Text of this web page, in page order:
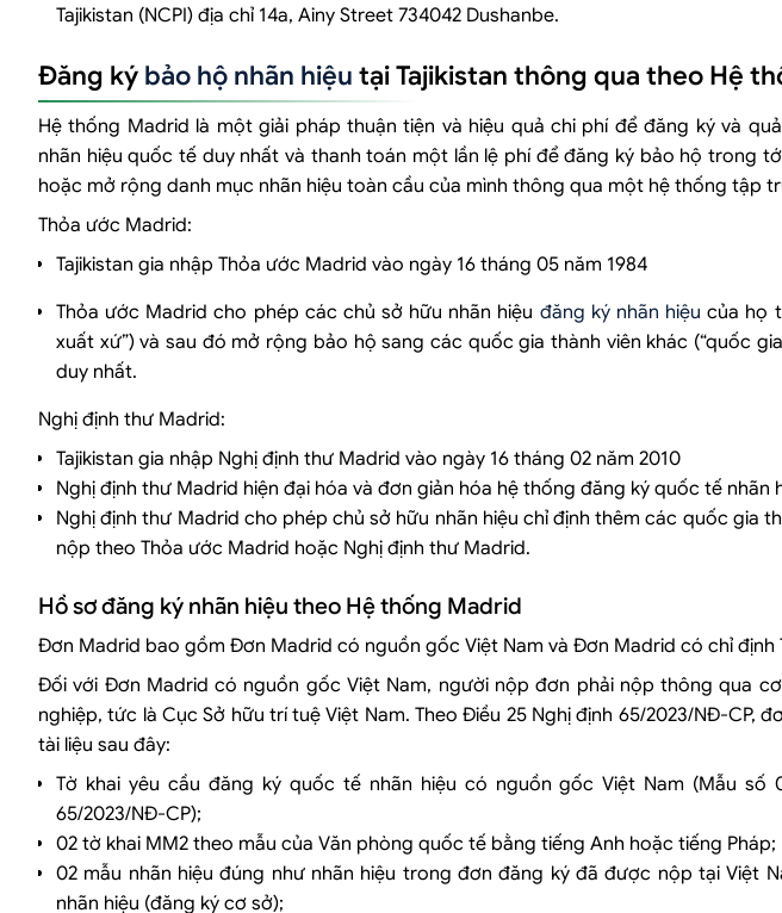
Tajikistan (NCPI) địa chỉ 14a, Ainy Street 734042 Dushanbe.
Đăng ký bảo hộ nhãn hiệu tại Tajikistan thông qua theo Hệ
Hệ thống Madrid là một giải pháp thuận tiện và hiệu quả chi phí để đăng ký và
nhãn hiệu quốc tế duy nhất và thanh toán một lần lệ phí để đăng ký bảo hộ trong
hoặc mở rộng danh mục nhãn hiệu toàn cầu của mình thông qua một hệ thống tập
Thỏa ước Madrid:
Tajikistan gia nhập Thỏa ước Madrid vào ngày 16 tháng 05 năm 1984
Thỏa ước Madrid cho phép các chủ sở hữu nhãn hiệu đăng ký nhãn hiệu của họ
xuất xứ”) và sau đó mở rộng bảo hộ sang các quốc gia thành viên khác (“quốc
duy nhất.
Nghị định thư Madrid:
Tajikistan gia nhập Nghị định thư Madrid vào ngày 16 tháng 02 năm 2010
Nghị định thư Madrid hiện đại hóa và đơn giản hóa hệ thống đăng ký quốc tế
Nghị định thư Madrid cho phép chủ sở hữu nhãn hiệu chỉ định thêm các quốc gia
nộp theo Thỏa ước Madrid hoặc Nghị định thư Madrid.
Hồ sơ đăng ký nhãn hiệu theo Hệ thống Madrid
Đơn Madrid bao gồm Đơn Madrid có nguồn gốc Việt Nam và Đơn Madrid có chỉ định
Đối với Đơn Madrid có nguồn gốc Việt Nam, người nộp đơn phải nộp thông qua
nghiệp, tức là Cục Sở hữu trí tuệ Việt Nam. Theo Điều 25 Nghị định 65/2023/NĐ-CP,
tài liệu sau đây:
Tờ khai yêu cầu đăng ký quốc tế nhãn hiệu có nguồn gốc Việt Nam (Mẫu số
65/2023/NĐ-CP);
02 tờ khai MM2 theo mẫu của Văn phòng quốc tế bằng tiếng Anh hoặc tiếng Pháp;
02 mẫu nhãn hiệu đúng như nhãn hiệu trong đơn đăng ký đã được nộp tại Việt
nhãn hiệu (đăng ký cơ sở);